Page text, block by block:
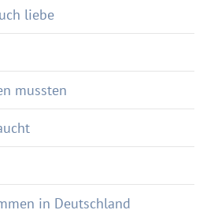
liebe
mussten
in Deutschland